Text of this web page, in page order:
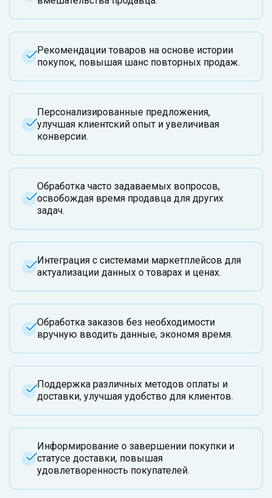
Рекомендации товаров на основе истории
покупок, повышая шанс повторных продаж.
Персонализированные предложения,
улучшая клиентский опыт и увеличивая
конверсии.
Обработка часто задаваемых вопросов,
освобождая время продавца для других
задач.
Интеграция с системами маркетплейсов для
актуализации данных о товарах и ценах.
Обработка заказов без необходимости
вручную вводить данные, экономя время.
Поддержка различных методов оплаты и
доставки, улучшая удобство для клиентов.
Информирование о завершении покупки и
статусе доставки, повышая
удовлетворенность покупателей.